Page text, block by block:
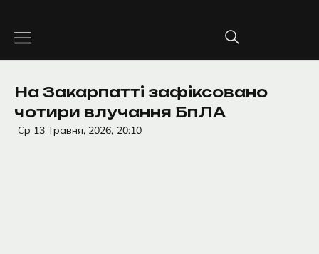
вмісту
На Закарпатті зафіксовано
чотири влучання БпЛА
Ср 13 Травня, 2026, 20:10